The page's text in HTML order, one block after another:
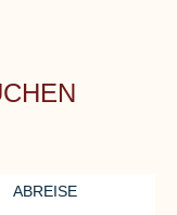
ABREISE